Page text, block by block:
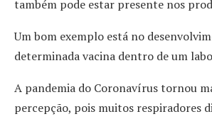
também pode estar presente nos
Um bom exemplo está no
determinada vacina dentro de um
A pandemia do Coronavírus tornou
percepção, pois muitos respiradores